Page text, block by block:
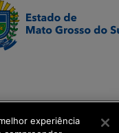
experiência